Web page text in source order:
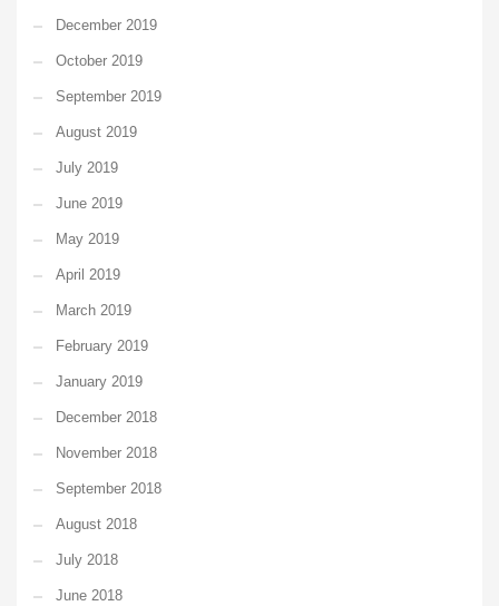
December 2019
October 2019
September 2019
August 2019
July 2019
June 2019
May 2019
April 2019
March 2019
February 2019
January 2019
December 2018
November 2018
September 2018
August 2018
July 2018
June 2018